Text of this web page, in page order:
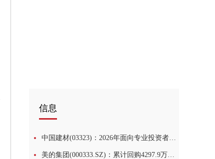
信息
中国建材(03323)：2026年面向专业投资者公开发行科技创新公司债券(第三期)品种二的票面利率为1.72% 每日热议
美的集团(000333.SZ)：累计回购4297.9万股A股股份